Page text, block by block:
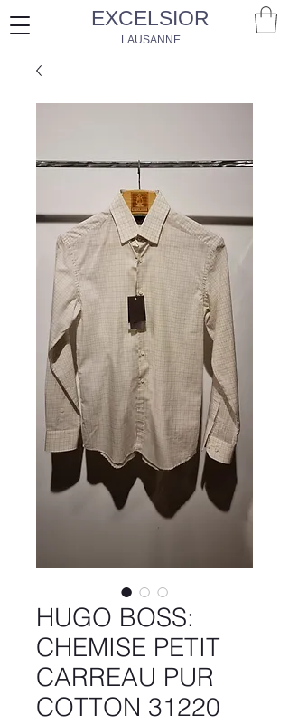
EXCELSIOR
LAUSANNE
HUGO BOSS:
CHEMISE PETIT
CARREAU PUR
COTTON 31220